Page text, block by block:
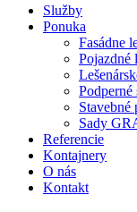
Služby
Ponuka
Fasádne
Pojazdné
Stavebné
Sady
Referencie
Kontajnery
O nás
Kontakt